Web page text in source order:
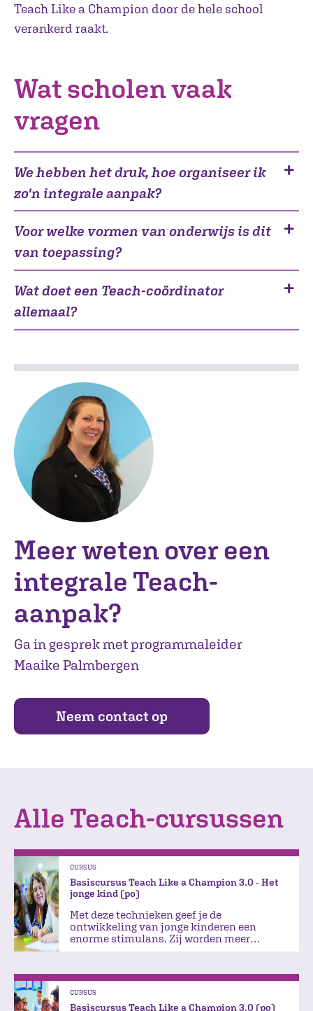
Teach Like a Champion door de hele school
verankerd raakt.
Wat scholen vaak
vragen
We hebben het druk, hoe organiseer ik
zo'n integrale aanpak?
Voor welke vormen van onderwijs is dit
van toepassing?
Wat doet een Teach-coördinator
allemaal?
Meer weten over een
integrale Teach-
aanpak?
Ga in gesprek met programmaleider
Maaike Palmbergen
Neem contact op
Alle Teach-cursussen
CURSUS
Basiscursus Teach Like a Champion 3.0 - Het
jonge kind (po)
Met deze technieken geef je de
ontwikkeling van jonge kinderen een
enorme stimulans. Zij worden meer
CURSUS
Basiscursus Teach Like a Champion 3.0 (po)